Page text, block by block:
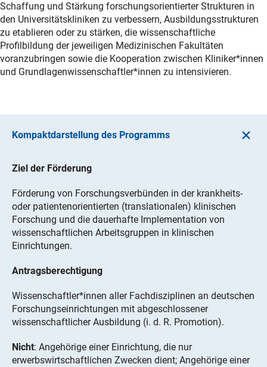
Schaffung und Stärkung forschungsorientierter Strukturen in
den Universitätskliniken zu verbessern, Ausbildungsstrukturen
zu etablieren oder zu stärken, die wissenschaftliche
Profilbildung der jeweiligen Medizinischen Fakultäten
voranzubringen sowie die Kooperation zwischen Kliniker*innen
und Grundlagenwissenschaftler*innen zu intensivieren.
Kompaktdarstellung des Programms
Ziel der Förderung
Förderung von Forschungsverbünden in der krankheits-
oder patientenorientierten (translationalen) klinischen
Forschung und die dauerhafte Implementation von
wissenschaftlichen Arbeitsgruppen in klinischen
Einrichtungen.
Antragsberechtigung
Wissenschaftler*innen aller Fachdisziplinen an deutschen
Forschungseinrichtungen mit abgeschlossener
wissenschaftlicher Ausbildung (i. d. R. Promotion).
Nicht: Angehörige einer Einrichtung, die nur
erwerbswirtschaftlichen Zwecken dient; Angehörige einer